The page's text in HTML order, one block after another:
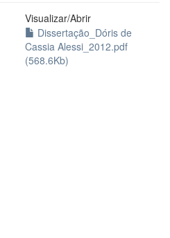
Visualizar/Abrir
Dissertação_Dóris de
Cassia Alessi_2012.pdf
(568.6Kb)